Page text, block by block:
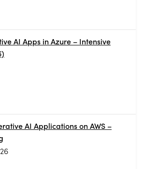
AI Apps in Azure – Intensive
AI Applications on AWS –